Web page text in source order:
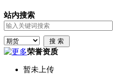
站内搜索
荣誉资质
暂未上传